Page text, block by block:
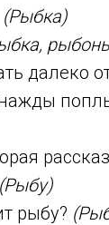
(Рыбка)
далеко
рыбу?